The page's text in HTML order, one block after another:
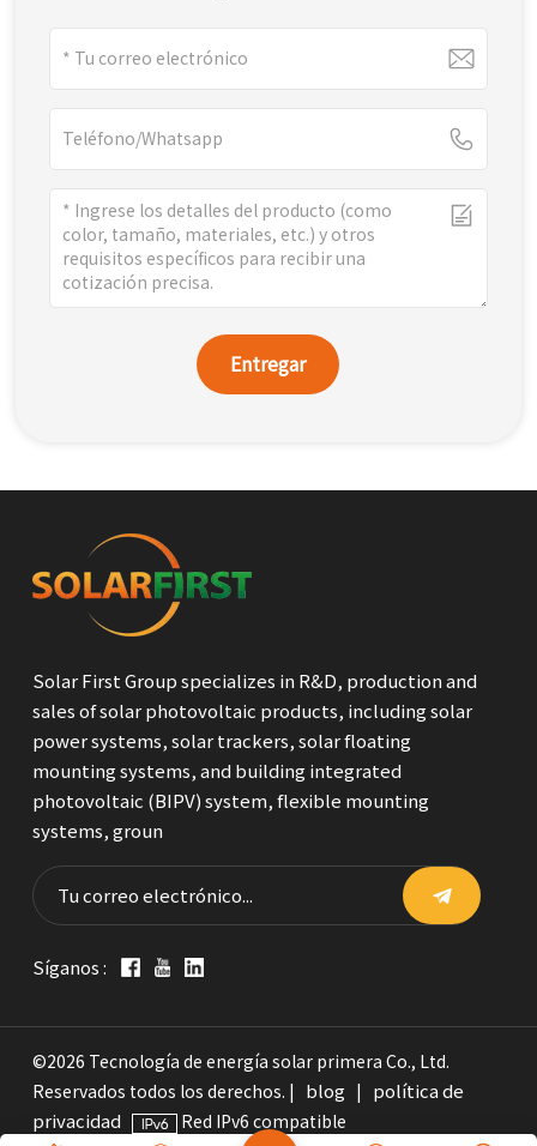
Entregar
Solar First Group specializes in R&D, production and
sales of solar photovoltaic products, including solar
power systems, solar trackers, solar floating
mounting systems, and building integrated
photovoltaic (BIPV) system, flexible mounting
systems, groun
Síganos :
©2026 Tecnología de energía solar primera Co., Ltd.
Reservados todos los derechos. |
blog
política de
privacidad
Red IPv6 compatible